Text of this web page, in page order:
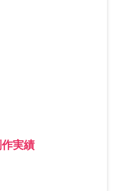
実績